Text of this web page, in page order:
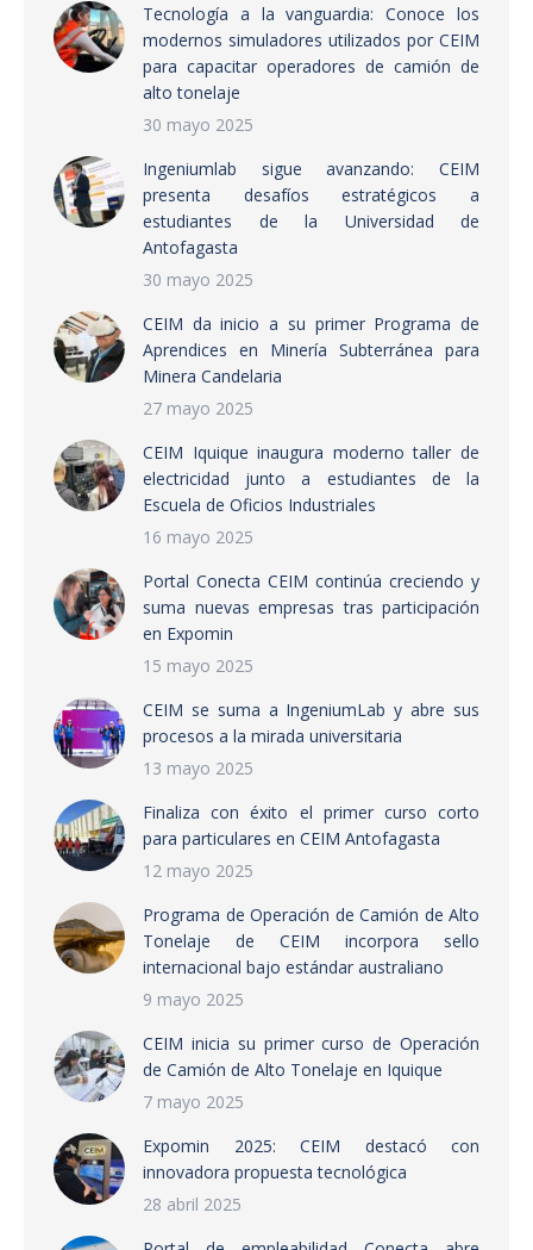
Tecnología a la vanguardia: Conoce los
modernos simuladores utilizados por CEIM
para capacitar operadores de camión de
alto tonelaje
30 mayo 2025
Ingeniumlab sigue avanzando: CEIM
presenta desafíos estratégicos a
estudiantes de la Universidad de
Antofagasta
30 mayo 2025
CEIM da inicio a su primer Programa de
Aprendices en Minería Subterránea para
Minera Candelaria
27 mayo 2025
CEIM Iquique inaugura moderno taller de
electricidad junto a estudiantes de la
Escuela de Oficios Industriales
16 mayo 2025
Portal Conecta CEIM continúa creciendo y
suma nuevas empresas tras participación
en Expomin
15 mayo 2025
CEIM se suma a IngeniumLab y abre sus
procesos a la mirada universitaria
13 mayo 2025
Finaliza con éxito el primer curso corto
para particulares en CEIM Antofagasta
12 mayo 2025
Programa de Operación de Camión de Alto
Tonelaje de CEIM incorpora sello
internacional bajo estándar australiano
9 mayo 2025
CEIM inicia su primer curso de Operación
de Camión de Alto Tonelaje en Iquique
7 mayo 2025
Expomin 2025: CEIM destacó con
innovadora propuesta tecnológica
28 abril 2025